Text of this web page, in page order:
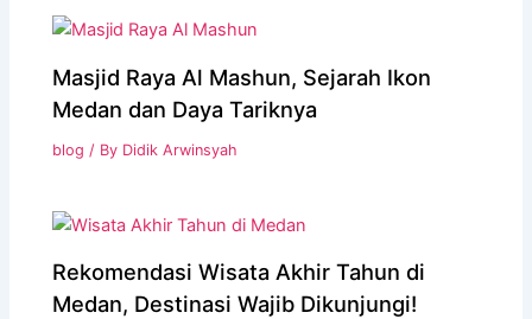
Masjid Raya Al Mashun, Sejarah Ikon
Medan dan Daya Tariknya
blog / By Didik Arwinsyah
Rekomendasi Wisata Akhir Tahun di
Medan, Destinasi Wajib Dikunjungi!